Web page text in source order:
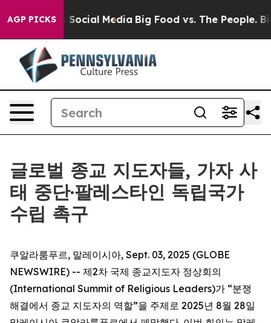
AGP PICKSon Social Media Big Food vs. The People. Big
글로벌 종교 지도자들, 가자 사
태 중단·팔레스타인 독립국가
수립 촉구
쿠알라룸푸르, 말레이시아, Sept. 03, 2025 (GLOBE
NEWSWIRE) -- 제2차 국제 종교지도자 정상회의
(International Summit of Religious Leaders)가 “분쟁
해결에서 종교 지도자의 역할”을 주제로 2025년 8월 28일